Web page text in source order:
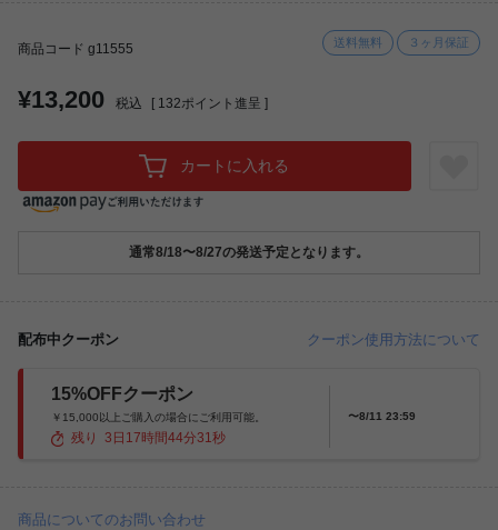
商品コード g11555 送料無料 ３ヶ月保証
¥13,200 税込 [ 132ポイント進呈 ]
カートに入れる
通常8/18〜8/27の発送予定となります。
配布中クーポン クーポン使用方法について
15%OFFクーポン
￥15,000以上ご購入の場合にご利用可能。
残り 3 日 17 時間44分30秒
〜8/11 23:59
商品についてのお問い合わせ